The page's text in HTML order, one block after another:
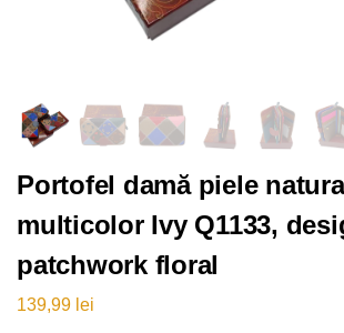
Portofel damă piele
multicolor Ivy Q1133,
patchwork floral
139,99 lei